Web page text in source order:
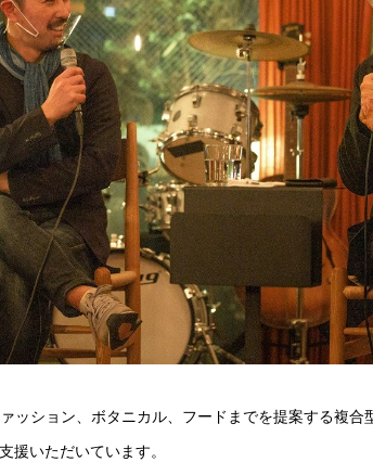
ッション、ボタニカル、フードまでを提案する複
援いただいています。